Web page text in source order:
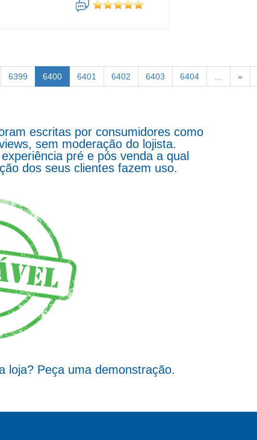
6399 6400 6401 6402 6403 6404 »
escritas por consumidores como
sem moderação do lojista.
pré e pós venda a qual
dos seus clientes fazem uso.
loja? Peça uma demonstração.